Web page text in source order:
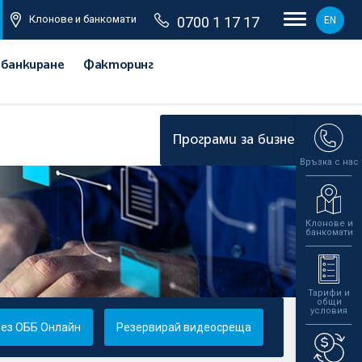
Клонове и банкомати 0700 1 17 17 EN
Факторинг
Програми за бизнеса
Връзка с нас
Клонове и
банкомати
Тарифи и
общи
условия
ОББ Онлайн Резервирай видеосреща